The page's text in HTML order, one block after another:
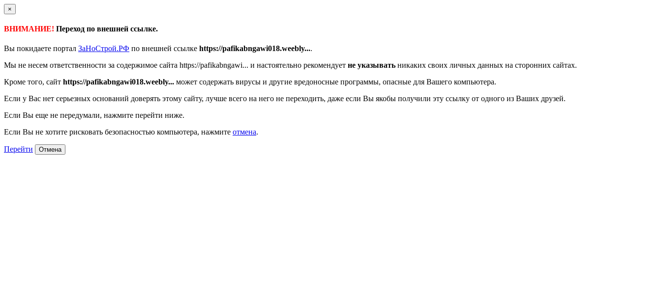
×
ВНИМАНИЕ! Переход по внешней ссылке.
Вы покидаете портал ЗаНоСтрой.РФ по внешней ссылке https://pafikabngawi018.weebly....
Мы не несем ответственности за содержимое сайта https://pafikabngawi... и настоятельно рекомендует не указывать никаких своих личных данных на сторонних сайтах.
Кроме того, сайт https://pafikabngawi018.weebly... может содержать вирусы и другие вредоносные программы, опасные для Вашего компьютера.
Если у Вас нет серьезных оснований доверять этому сайту, лучше всего на него не переходить, даже если Вы якобы получили эту ссылку от одного из Ваших друзей.
Если Вы еще не передумали, нажмите перейти ниже.
Если Вы не хотите рисковать безопасностью компьютера, нажмите отмена.
Перейти Отмена